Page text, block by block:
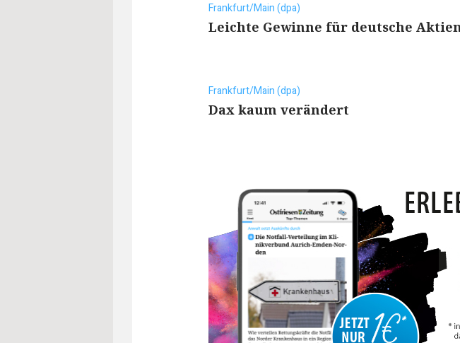
Frankfurt/Main (dpa)
Leichte Gewinne für deutsche
Frankfurt/Main (dpa)
Dax kaum verändert